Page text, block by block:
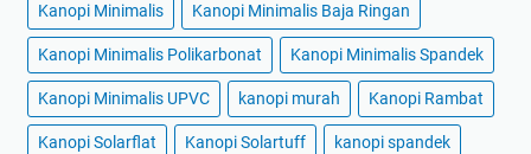
Kanopi Minimalis Kanopi Minimalis Baja Ringan
Kanopi Minimalis Polikarbonat Kanopi Minimalis Spandek
Kanopi Minimalis UPVC kanopi murah Kanopi Rambat
Kanopi Solarflat Kanopi Solartuff kanopi spandek